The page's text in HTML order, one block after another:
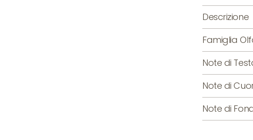
Descrizione
Famiglia
Note di
Note di
Note di